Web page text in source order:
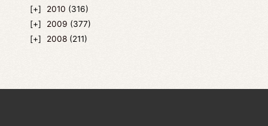
2010 (316)
2009 (377)
2008 (211)